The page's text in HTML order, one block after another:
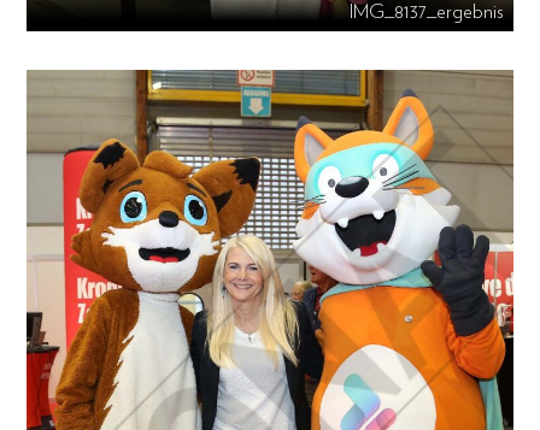
IMG_8137_ergebnis